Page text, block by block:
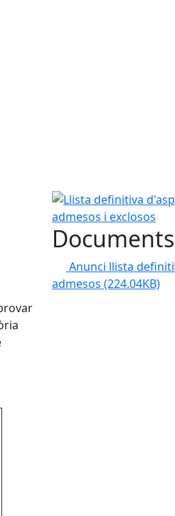
Llista definitiva
Documents
Anunci llista
admesos (224.04KB)